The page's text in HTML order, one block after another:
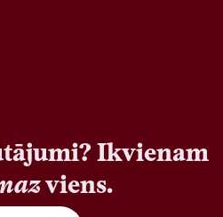
Ikvienam
viens.